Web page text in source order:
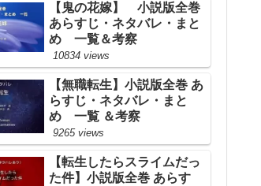
【鬼の花嫁】 小説版全巻
あらすじ・ネタバレ・まと
め 一覧＆考察
10834 views
【無職転生】小説版全巻 あ
らすじ・ネタバレ・まと
め 一覧 ＆考察
9265 views
【転生したらスライムだっ
た件】小説版全巻 あらす